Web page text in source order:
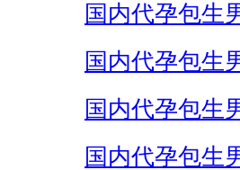
国内代孕包生
国内代孕包生
国内代孕包生
国内代孕包生